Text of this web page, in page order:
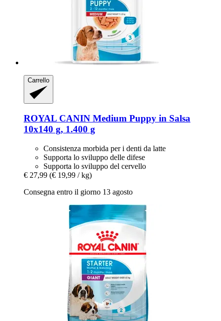
Carrello
ROYAL CANIN Medium Puppy in Salsa
10x140 g, 1.400 g
Consistenza morbida per i denti da latte
Supporta lo sviluppo delle difese
Supporta lo sviluppo del cervello
€ 27,99 (€ 19,99 / kg)
Consegna entro il giorno 13 agosto